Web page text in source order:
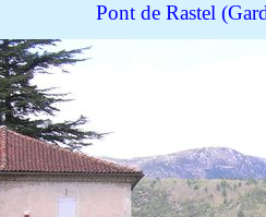
Pont de Rastel